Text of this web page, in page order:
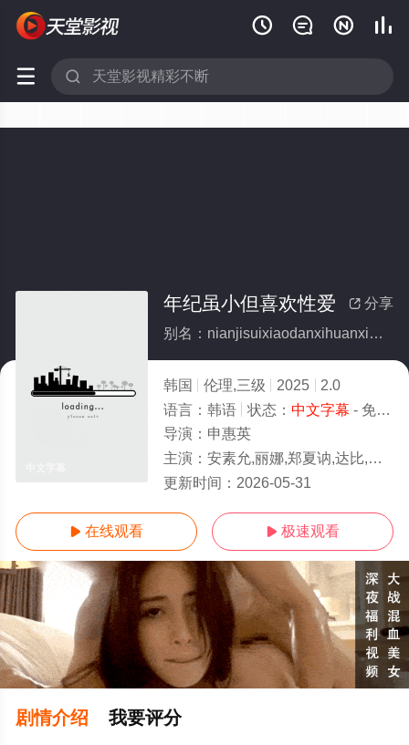
   
 
 分享
年纪虽小但喜欢性爱
别名：nianjisuixiaodanxihuanxingai
韩国 伦理,三级 2025
2.0
语言： 韩语 状态： 中文字幕 - 免费在线观看
导演： 申惠英
主演： 安素允,丽娜,郑夏讷,达比,闵俊,詹姆斯,尚斗
更新时间： 2026-05-31
 在线观看  极速观看
剧情介绍 我要评分